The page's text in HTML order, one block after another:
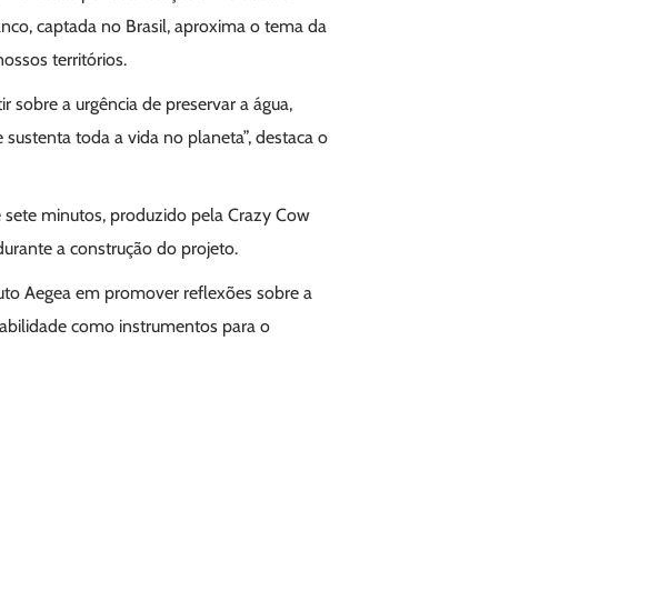
captada no Brasil, aproxima o tema da
territórios.
sobre a urgência de preservar a água,
toda a vida no planeta”, destaca o
minutos, produzido pela Crazy Cow
a construção do projeto.
Aegea em promover reflexões sobre a
como instrumentos para o